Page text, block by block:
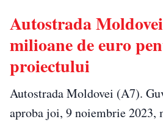
Autostrada
milioane de euro
proiectului
Autostrada Moldovei (A7).
aproba joi, 9 noiembrie 2023,